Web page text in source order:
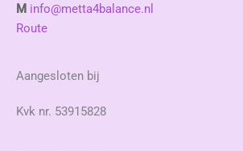
M info@metta4balance.nl
Route
Aangesloten bij
Kvk nr. 53915828